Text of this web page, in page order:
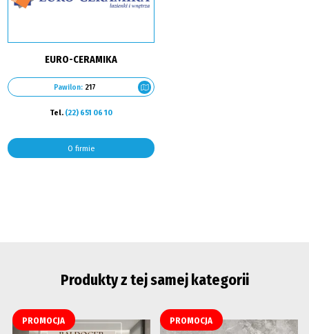
EURO-CERAMIKA
Pawilon: 217
Tel. (22) 651 06 10
O firmie
Produkty z tej samej kategorii
PROMOCJA PROMOCJA